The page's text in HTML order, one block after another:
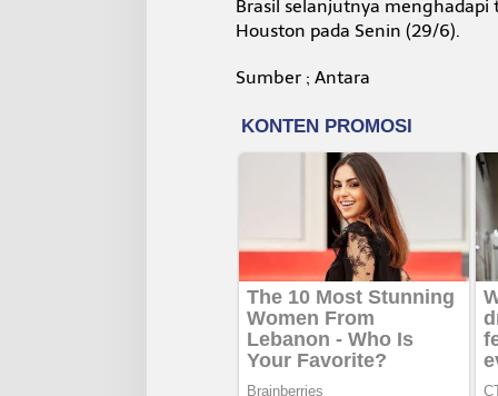
Brasil selanjutnya menghadapi
Houston pada Senin (29/6).
Sumber ; Antara